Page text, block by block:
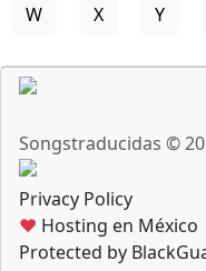
W X Y
Songstraducidas ©
Privacy Policy
♥ Hosting en México
Protected by